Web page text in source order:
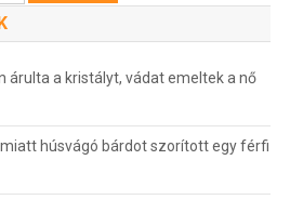
árulta a kristályt, vádat emeltek a nő
húsvágó bárdot szorított egy férfi